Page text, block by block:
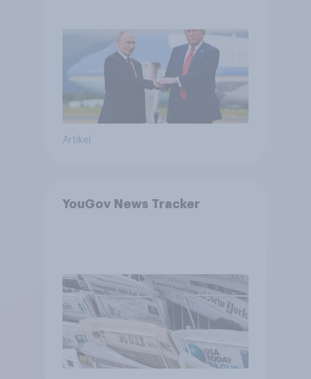
Bedrohungen und Bündnisse
bewerten
Artikel
YouGov News Tracker